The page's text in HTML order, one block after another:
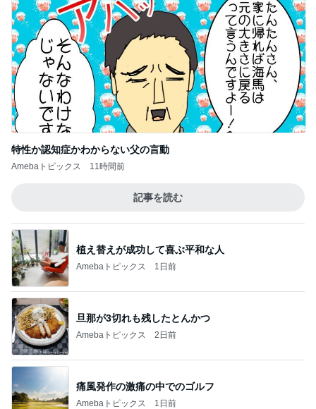
特性か認知症かわからない父の言動
Amebaトピックス 11時間前
記事を読む
植え替えが成功して喜ぶ平和な人
Amebaトピックス 1日前
旦那が3切れも残したとんかつ
Amebaトピックス 2日前
痛風発作の激痛の中でのゴルフ
Amebaトピックス 1日前